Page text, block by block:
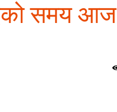
समय आज